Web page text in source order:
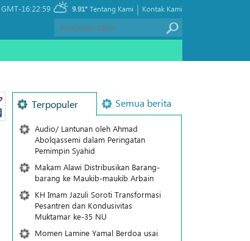
GMT-16:22:59 9.91° Kontak Kami
|
Tentang Kami
Terpopuler Semua berita
Audio/ Lantunan oleh Ahmad
Abolqassemi dalam Peringatan
Pemimpin Syahid
Makam Alawi Distribusikan Barang-
barang ke Maukib-maukib Arbain
KH Imam Jazuli Soroti Transformasi
Pesantren dan Kondusivitas
Muktamar ke-35 NU
Momen Lamine Yamal Berdoa usai